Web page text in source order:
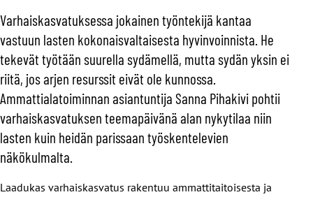
Varhaiskasvatuksessa jokainen työntekijä kantaa
vastuun lasten kokonaisvaltaisesta hyvinvoinnista. He
tekevät työtään suurella sydämellä, mutta sydän yksin ei
riitä, jos arjen resurssit eivät ole kunnossa.
Ammattialatoiminnan asiantuntija Sanna Pihakivi pohtii
varhaiskasvatuksen teemapäivänä alan nykytilaa niin
lasten kuin heidän parissaan työskentelevien
näkökulmalta
Laadukas varhaiskasvatus rakentuu ammattitaitoisesta ja